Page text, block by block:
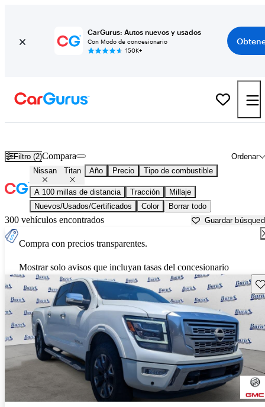
CarGurus: Autos nuevos y usados
Con Modo de concesionario
150K+
Filtro (2) Ordenar
Compara
Nissan Titan Año Precio Tipo de combustible
A 100 millas de distancia Tracción
Millaje
Nuevos/Usados/Certificados
Color Borrar todo
300 vehículos encontrados Guardar
Compra con precios transparentes.
Mostrar solo avisos que incluyan tasas del concesionario